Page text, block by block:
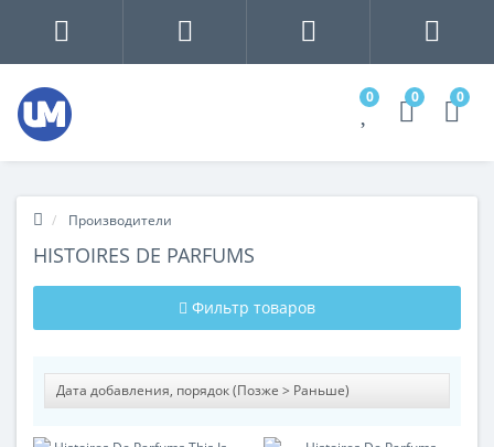
0 0 0
Производители
HISTOIRES DE PARFUMS
Фильтр товаров